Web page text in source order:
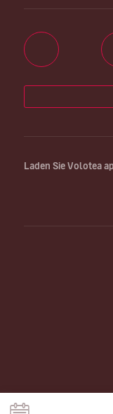
Laden Sie Volotea